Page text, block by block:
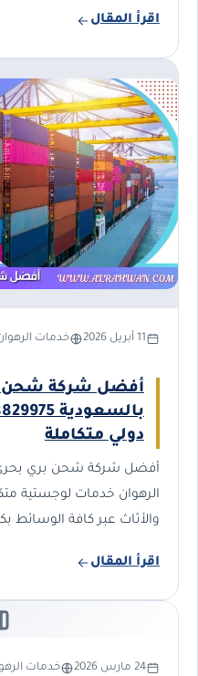
اقرأ المقال
11 أبريل 2026 خدمات
أفضل شركة شحن
دولي متكاملة
أفضل شركة شحن بري
الرهوان خدمات لوجستية
والأثاث عبر كافة الوسائط
اقرأ المقال
24 مارس 2026 خدمات